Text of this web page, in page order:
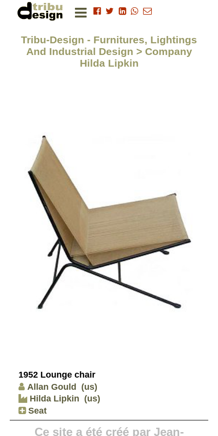
Tribu-Design - Furnitures, Lightings
And Industrial Design > Company
Hilda Lipkin
1952 Lounge chair
Allan Gould (us)
Hilda Lipkin (us)
Seat
Ce site a été créé par Jean-